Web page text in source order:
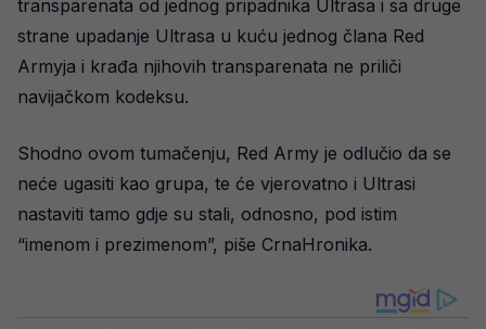
transparenata od jednog pripadnika Ultrasa i sa druge
strane upadanje Ultrasa u kuću jednog člana Red
Armyja i krađa njihovih transparenata ne priliči
navijačkom kodeksu.
Shodno ovom tumačenju, Red Army je odlučio da se
neće ugasiti kao grupa, te će vjerovatno i Ultrasi
nastaviti tamo gdje su stali, odnosno, pod istim
“imenom i prezimenom”, piše CrnaHronika.